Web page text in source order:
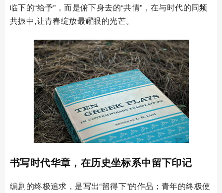
临下的“给予”，而是俯下身去的“共情”，在与时代的同频
共振中,让青春绽放最耀眼的光芒。
书写时代华章，在历史坐标系中留下印记
编剧的终极追求，是写出“留得下”的作品；青年的终极使